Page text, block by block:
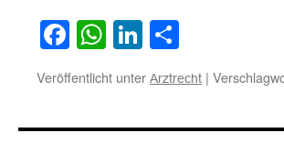
Facebook
WhatsApp
LinkedIn
Veröffentlicht unter Arztrecht |